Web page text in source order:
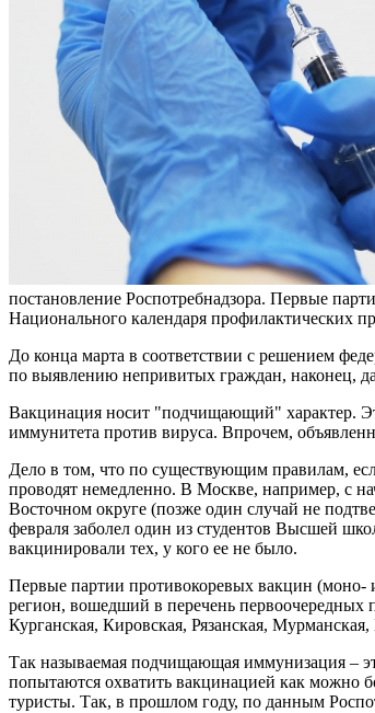
постановление Роспотребнадзора. Первые
Национального календаря профилактических
До конца марта в соответствии с решением
по выявлению непривитых граждан, наконец,
Вакцинация носит "подчищающий" характер.
иммунитета против вируса. Впрочем,
Дело в том, что по существующим правилам,
проводят немедленно. В Москве, например, с
Восточном округе (позже один случай не
февраля заболел один из студентов Высшей
вакцинировали тех, у кого ее не было.
Первые партии противокоревых вакцин (моно-
регион, вошедший в перечень первоочередных
Курганская, Кировская, Рязанская,
Так называемая подчищающая иммунизация –
попытаются охватить вакцинацией как можно
туристы. Так, в прошлом году, по данным